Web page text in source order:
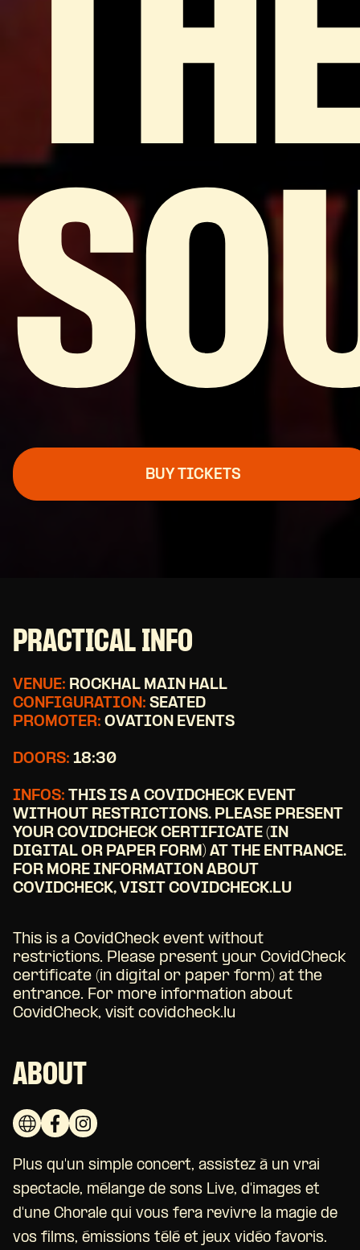
BUY TICKETS
PRACTICAL INFO
VENUE: ROCKHAL MAIN HALL
CONFIGURATION: SEATED
PROMOTER: OVATION EVENTS
DOORS: 18:30
INFOS: THIS IS A COVIDCHECK EVENT
WITHOUT RESTRICTIONS. PLEASE PRESENT
YOUR COVIDCHECK CERTIFICATE (IN
DIGITAL OR PAPER FORM) AT THE ENTRANCE.
FOR MORE INFORMATION ABOUT
COVIDCHECK, VISIT COVIDCHECK.LU
This is a CovidCheck event without
restrictions. Please present your CovidCheck
certificate (in digital or paper form) at the
entrance. For more information about
CovidCheck, visit covidcheck.lu
ABOUT
Plus qu'un simple concert, assistez à un vrai
spectacle, mélange de sons Live, d'images et
d'une Chorale qui vous fera revivre la magie de
vos films, émissions télé et jeux vidéo favoris.